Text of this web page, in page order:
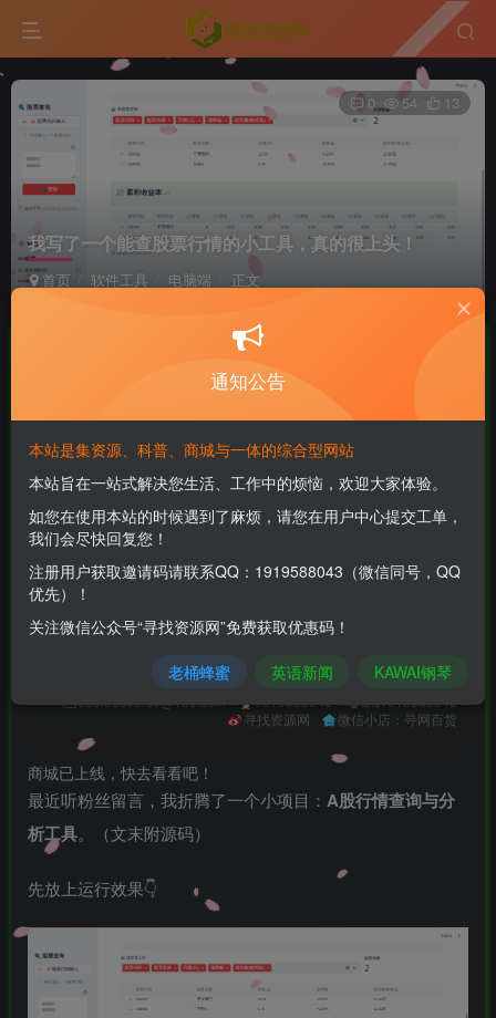
我写了一个能查股票行情的小工具，真的很上头！
首页 软件工具 电脑端 正文
0 54 13
极好 · 1000
此内容为付费资源，请付费后查看
10
黄金会员 ￥5 钻石会员免费
立即购买
您当前未登录！建议登陆后购买，可保存购买订单
seekresource@163.com
1919588043
QQ1919588043
寻找资源网
微信小店：寻网百货
商城已上线，快去看看吧！
最近听粉丝留言，我折腾了一个小项目： A股行情查询与分
析工具。（文末附源码）
先放上运行效果👇
通知公告
本站是集资源、科普、商城与一体的综合型网站
本站旨在一站式解决您生活、工作中的烦恼，欢迎大家体验。
如您在使用本站的时候遇到了麻烦，请您在用户中心提交工单，
我们会尽快回复您！
注册用户获取邀请码请联系QQ：1919588043（微信同号，QQ
优先）！
关注微信公众号“寻找资源网”免费获取优惠码！
老桶蜂蜜 英语新闻 KAWAI钢琴